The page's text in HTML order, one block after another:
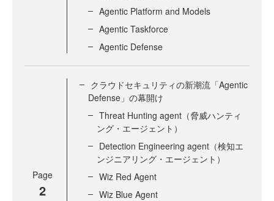
Agentic Platform and Models
Agentic Taskforce
Agentic Defense
Page
2
クラウドセキュリティの新潮流「Agentic
Defense」の幕開け
Threat Hunting agent（脅威ハンティ
ング・エージェント）
Detection Engineering agent（検知エ
ンジニアリング・エージェント）
Wiz Red Agent
Wiz Blue Agent